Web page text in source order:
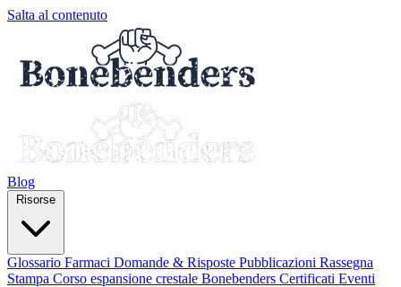
Salta al contenuto
Blog
Glossario Farmaci Domande & Risposte Pubblicazioni Rassegna
Stampa Corso espansione crestale Bonebenders Certificati Eventi